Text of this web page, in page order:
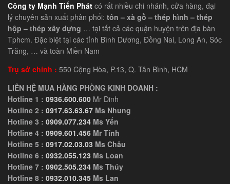
Công ty Mạnh Tiến Phát có rất nhiều chi nhánh, cửa hàng, đại
lý chuyên sản xuất phân phối: tôn – xà gồ – thép hình – thép
hộp – thép xây dựng … tại tất cả các quận huyện trên địa bàn
Tphcm. Đặc biệt tại các tỉnh Bình Dương, Đồng Nai, Long An, Sóc
Trăng, … và toàn Miền Nam
Trụ sở chính : 550 Cộng Hòa, P.13, Q. Tân Bình, HCM
LIÊN HỆ MUA HÀNG PHÒNG KINH DOANH :
Hotline 1 : 0936.600.600 Mr Dinh
Hotline 2 : 0917.63.63.67 Ms Nhung
Hotline 3 : 0909.077.234 Ms Yến
Hotline 4 : 0909.601.456 Mr Tính
Hotline 5 : 0917.02.03.03 Ms Châu
Hotline 6 : 0932.055.123 Ms Loan
Hotline 7 : 0902.505.234 Ms Thúy
Hotline 8 : 0932.010.345 Ms Lan